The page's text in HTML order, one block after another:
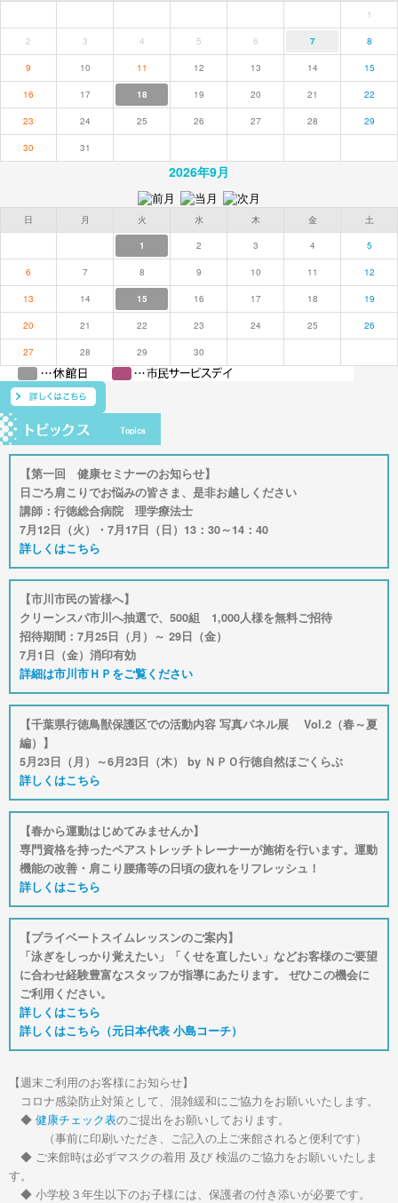
1
2 3 4 5 6 7 8
9 10 11 12 13 14 15
16 17 18 19 20 21 22
23 24 25 26 27 28 29
30 31
2026年9月
日 月 火 水 木 金 土
1 2 3 4 5
6 7 8 9 10 11 12
13 14 15 16 17 18 19
20 21 22 23 24 25 26
27 28 29 30
【第一回 健康セミナーのお知らせ】
日ごろ肩こりでお悩みの皆さま、是非お越しください
講師：行徳総合病院 理学療法士
7月12日（火）・7月17日（日）13：30～14：40
詳しくはこちら
【市川市民の皆様へ】
クリーンスパ市川へ抽選で、500組 1,000人様を無料ご招待
招待期間：7月25日（月）～ 29日（金）
7月1日（金）消印有効
詳細は市川市ＨＰをご覧ください
【千葉県行徳鳥獣保護区での活動内容 写真パネル展 Vol.2（春～夏
編）】
5月23日（月）～6月23日（木） by ＮＰＯ行徳自然ほごくらぶ
詳しくはこちら
【春から運動はじめてみませんか】
専門資格を持ったペアストレッチトレーナーが施術を行います。運動
機能の改善・肩こり腰痛等の日頃の疲れをリフレッシュ！
詳しくはこちら
【プライベートスイムレッスンのご案内】
「泳ぎをしっかり覚えたい」「くせを直したい」などお客様のご要望
に合わせ経験豊富なスタッフが指導にあたります。 ぜひこの機会に
ご利用ください。
詳しくはこちら
詳しくはこちら（元日本代表 小島コーチ）
【週末ご利用のお客様にお知らせ】
コロナ感染防止対策として、混雑緩和にご協力をお願いいたします。
◆ 健康チェック表のご提出をお願いしております。
（事前に印刷いただき、ご記入の上ご来館されると便利です）
◆ ご来館時は必ずマスクの着用 及び 検温のご協力をお願いいたしま
す。
◆ 小学校３年生以下のお子様には、保護者の付き添いが必要です。